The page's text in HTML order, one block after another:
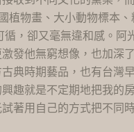
物畫、大小動物標本、
，卻又毫無違和感。阿
發他無窮想像，也加深
典時期藝品，也有台
趣就是不定期地把我的
著用自己的方式把不同